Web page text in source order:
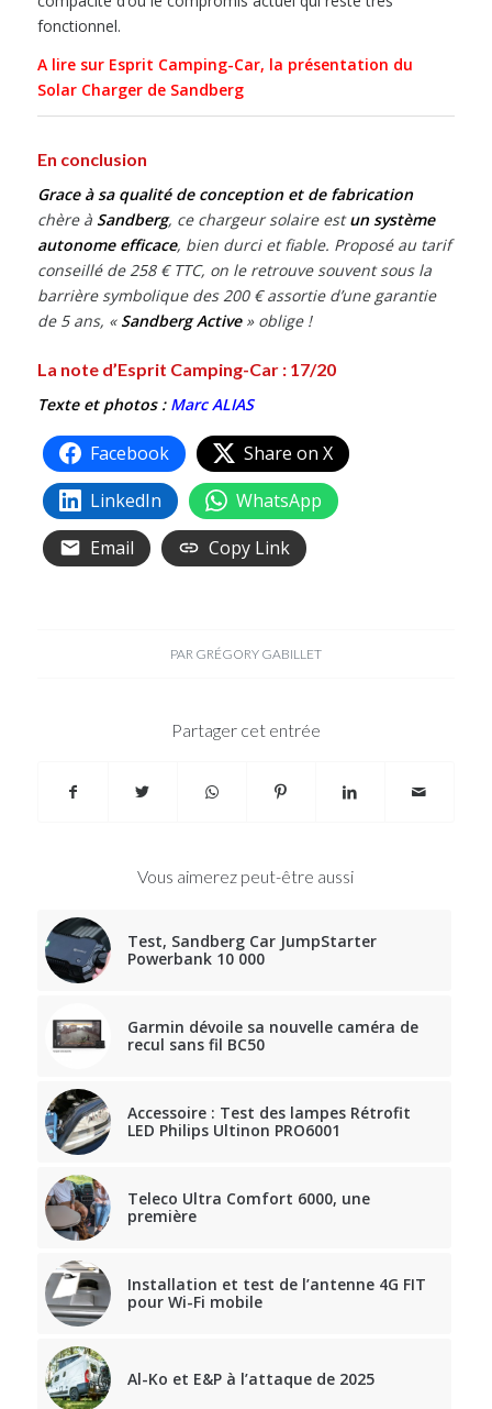
fonctionnel.
A lire sur Esprit Camping-Car, la présentation du
Solar Charger de Sandberg
En conclusion
Grace à sa qualité de conception et de fabrication
chère à Sandberg, ce chargeur solaire estun système
autonome efficace, bien durci et fiable. Proposé au tarif
conseillé de 258 € TTC, on le retrouve souvent sous la
barrière symbolique des 200 € assortie d’une garantie
de 5 ans, «Sandberg Active» oblige !
La note d’Esprit Camping-Car : 17/20
Texte et photos : Marc ALIAS
Facebook
Share on X
LinkedIn
WhatsApp
Email
Copy Link
PAR GRÉGORY GABILLET
Partager cet entrée
Vous aimerez peut-être aussi
Test, Sandberg Car JumpStarter
Powerbank 10 000
Garmin dévoile sa nouvelle caméra de
recul sans fil BC50
Accessoire : Test des lampes Rétrofit
LED Philips Ultinon PRO6001
Teleco Ultra Comfort 6000, une
première
Installation et test de l’antenne 4G FIT
pour Wi-Fi mobile
Al-Ko et E&P à l’attaque de 2025